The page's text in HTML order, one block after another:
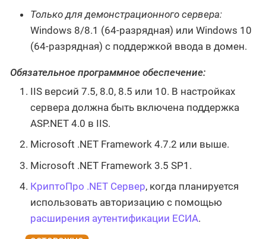
Только для демонстрационного сервера:
Windows 8/8.1 (64-разрядная) или Windows 10
(64-разрядная) с поддержкой ввода в домен.
Обязательное программное обеспечение:
IIS версий 7.5, 8.0, 8.5 или 10. В настройках
сервера должна быть включена поддержка
ASP.NET 4.0 в IIS.
Microsoft .NET Framework 4.7.2 или выше.
Microsoft .NET Framework 3.5 SP1.
КриптоПро .NET Сервер, когда планируется
использовать авторизацию с помощью
расширения аутентификации ЕСИА.